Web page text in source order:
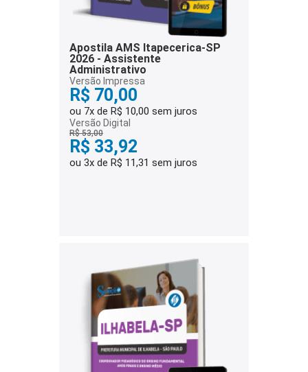
Apostila AMS Itapecerica-SP
2026 - Assistente
Administrativo
Versão Impressa
R$ 70,00
ou 7x de R$ 10,00 sem juros
Versão Digital
R$ 53,00
R$ 33,92
ou 3x de R$ 11,31 sem juros